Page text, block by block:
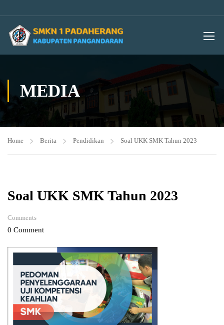
MEDIA
Home Berita Pendidikan Soal UKK SMK Tahun 2023
Soal UKK SMK Tahun 2023
Comments
0 Comment